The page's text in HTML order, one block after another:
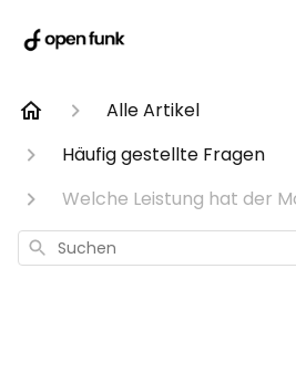
Alle Artikel
Häufig gestellte Fragen
Welche Leistung hat der
Suchen